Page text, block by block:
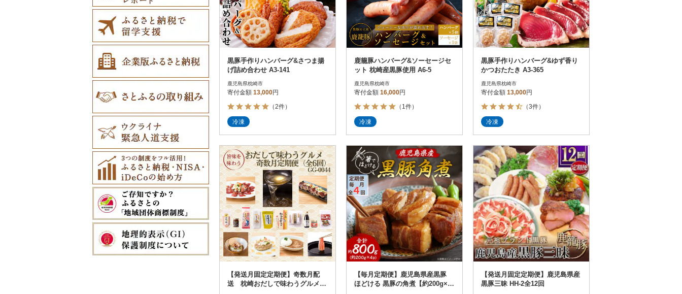
黒豚手作りハンバーグ&さつま揚
げ詰め合わせ A3-141
鹿児島県枕崎市
寄付金額 13,000円
（2件）
冷凍
鹿籠豚ハンバーグ&ソーセージセ
ット 枕崎産黒豚使用 A6-5
鹿児島県枕崎市
寄付金額 16,000円
（1件）
冷凍
黒豚手作りハンバーグ&ゆず香り
かつおたたき A3-365
鹿児島県枕崎市
寄付金額 13,000円
（3件）
冷凍
【発送月固定定期便】奇数月配
送 枕崎おだしで味わうグルメ
【毎月定期便】鹿児島県産黒豚
ほどける 黒豚の角煮【約200g×4
【発送月固定定期便】鹿児島県産
黒豚三昧 HH-2全12回